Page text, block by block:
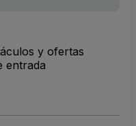
y ofertas
entrada